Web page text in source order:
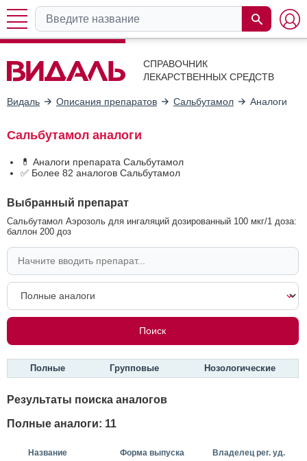
СПРАВОЧНИК
ЛЕКАРСТВЕННЫХ СРЕДСТВ
Видаль Описания препаратов Сальбутамол Аналоги
Сальбутамол аналоги
💊 Аналоги препарата Сальбутамол
✅ Более 82 аналогов Сальбутамол
Выбранный препарат
Сальбутамол Аэрозоль для ингаляций дозированный 100 мкг/1 доза:
баллон 200 доз
Полные Групповые Нозологические
Результаты поиска аналогов
Полные аналоги: 11
Название Форма выпуска Владелец рег. уд.